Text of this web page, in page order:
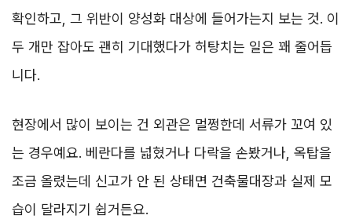
확인하고, 그 위반이 양성화 대상에 들어가는지 보는 것. 이
두 개만 잡아도 괜히 기대했다가 허탕치는 일은 꽤 줄어듭
니다.
현장에서 많이 보이는 건 외관은 멀쩡한데 서류가 꼬여 있
는 경우예요. 베란다를 넓혔거나 다락을 손봤거나, 옥탑을
조금 올렸는데 신고가 안 된 상태면 건축물대장과 실제 모
습이 달라지기 쉽거든요.